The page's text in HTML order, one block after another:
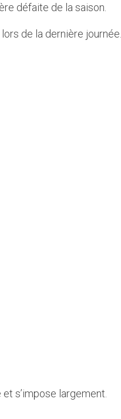
défaite de la saison.
de la dernière journée.
s’impose largement.